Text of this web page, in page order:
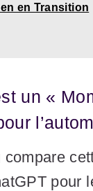
en Transition
un «
pour